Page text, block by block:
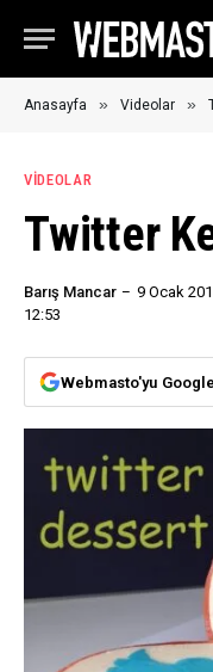
Anasayfa » Videolar »
VIDEOLAR
Twitter
Barış Mancar 9 Ocak
12:53
Webmasto'yu